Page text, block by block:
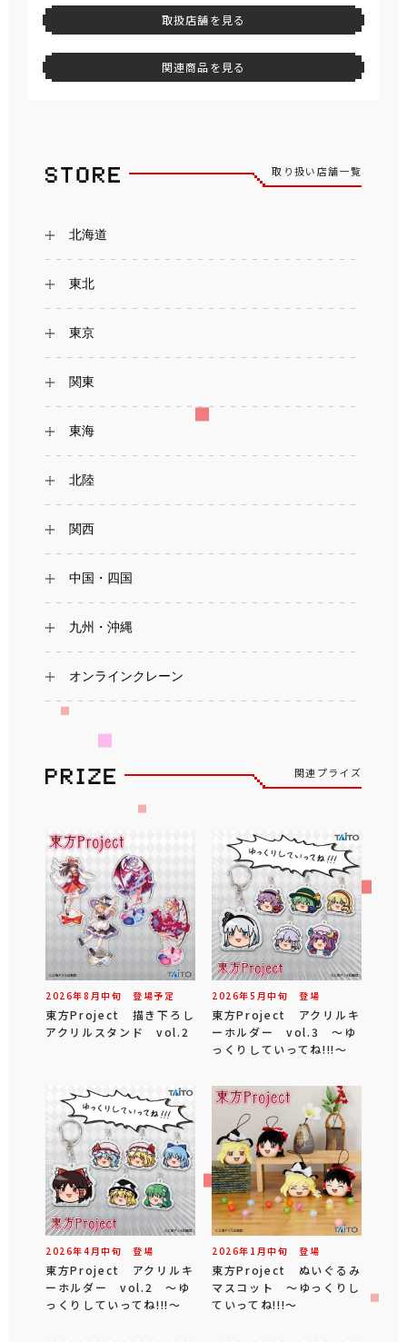
取扱店舗を見る
関連商品を見る
取り扱い店舗一覧
北海道
東北
東京
関東
東海
北陸
関西
中国・四国
九州・沖縄
オンラインクレーン
関連プライズ
2026年8 月中旬 登場予定
東方Project 描き下ろし
アクリルスタンド vol.2
2026年5 月中旬 登場
東方Project アクリルキ
ーホルダー vol.3 ～ゆ
っくりしていってね!!!～
2026年4 月中旬 登場
東方Project アクリルキ
ーホルダー vol.2 ～ゆ
っくりしていってね!!!～
2026年 1 月中旬 登場
東方Project ぬいぐるみ
マスコット ～ゆっくりし
ていってね!!!～